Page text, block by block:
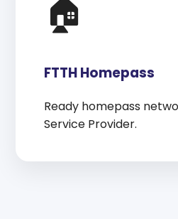
🏠
FTTH Homepass
Ready homepass
Service Provider.